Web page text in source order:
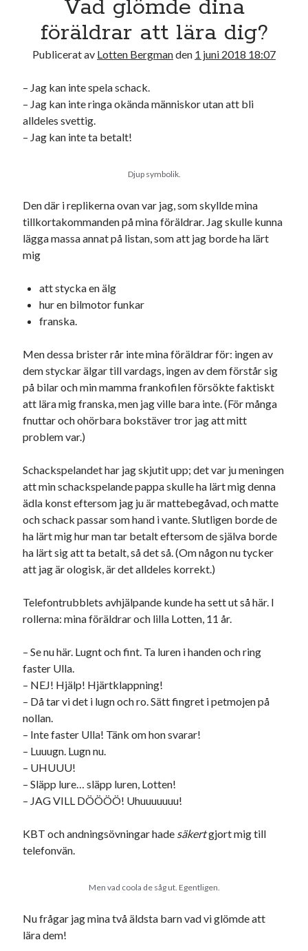
19 20 21 22 23
25 26 27 28 29 30
31
« jul
Sök
Kategorier
Kategorier
barnen basket bil corona
död
historia hotell jobb
julkalendern 2021 Julkalendern 2024 konst
kåseri Lund mat minne
minnen mode museum musik
nostalgi ord radio recept
resa
sommar språk språkpolis
USA
Dessa har något gemensamt
Fantastiskt välformulerad moderecensent
Onödiga citattecken
Dessa har något helt annat gemensamt
Bokstävlar & AI – mitt levebröd. Gå en kurs!
Den stora bloggläsarvärvsveckan
Vad glömde dina
föräldrar att lära dig?
Publicerat av Lotten Bergmanden 1 juni 2018 18:07
– Jag kan inte spela schack.
– Jag kan inte ringa okända människor utan att bli
alldeles svettig.
– Jag kan inte ta betalt!
Djup symbolik.
Den där i replikerna ovan var jag, som skyllde mina
tillkortakommanden på mina föräldrar. Jag skulle kunna
lägga massa annat på listan, som att jag borde ha lärt
mig
att stycka en älg
hur en bilmotor funkar
franska.
Men dessa brister rår inte mina föräldrar för: ingen av
dem styckar älgar till vardags, ingen av dem förstår sig
på bilar och min mamma frankofilen försökte faktiskt
att lära mig franska, men jag ville bara inte. (För många
fnuttar och ohörbara bokstäver tror jag att mitt
problem var.)
Schackspelandet har jag skjutit upp; det var ju meningen
att min schackspelande pappa skulle ha lärt mig denna
ädla konst eftersom jag ju är mattebegåvad, och matte
och schack passar som hand i vante. Slutligen borde de
ha lärt mig hur man tar betalt eftersom de själva borde
ha lärt sig att ta betalt, så det så. (Om någon nu tycker
att jag är ologisk, är det alldeles korrekt.)
Telefontrubblets avhjälpande kunde ha sett ut så här. I
rollerna: mina föräldrar och lilla Lotten, 11 år.
– Se nu här. Lugnt och fint. Ta luren i handen och ring
faster Ulla.
– NEJ! Hjälp! Hjärtklappning!
– Då tar vi det i lugn och ro. Sätt fingret i petmojen på
nollan.
– Inte faster Ulla! Tänk om hon svarar!
– Luuugn. Lugn nu.
– UHUUU!
– Släpp lure… släpp luren, Lotten!
– JAG VILL DÖÖÖÖ! Uhuuuuuuu!
KBT och andningsövningar hade säkertgjort mig till
telefonvän.
Men vad coola de såg ut. Egentligen.
Nu frågar jag mina två äldsta barn vad vi glömde att
lära dem!